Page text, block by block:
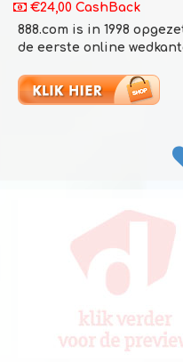
€24,00 CashBack
888.com is in 1998
de eerste online